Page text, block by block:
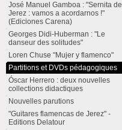
José Manuel Gamboa : "Sernita de
Jerez : vamos a acordarnos !"
(Ediciones Carena)
Georges Didi-Huberman : "Le
danseur des solitudes"
Loren Chuse "Mujer y flamenco"
Partitions et DVDs pédagogiques
Óscar Herrero : deux nouvelles
collections didactiques
Nouvelles parutions
"Guitares flamencas de Jerez" -
Editions Delatour